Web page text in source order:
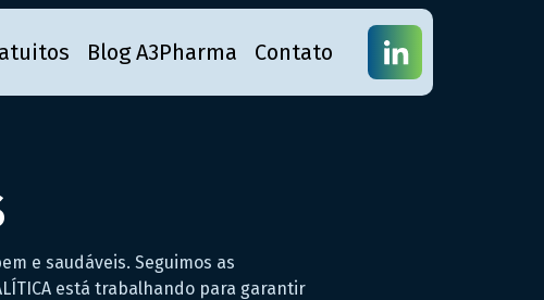
Blog A3Pharma Contato
e saudáveis. Seguimos as
está trabalhando para garantir